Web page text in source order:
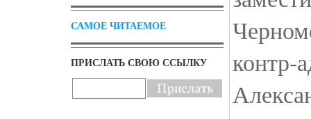
САМОЕ ЧИТАЕМОЕ
ПРИСЛАТЬ СВОЮ ССЫЛКУ
контр-